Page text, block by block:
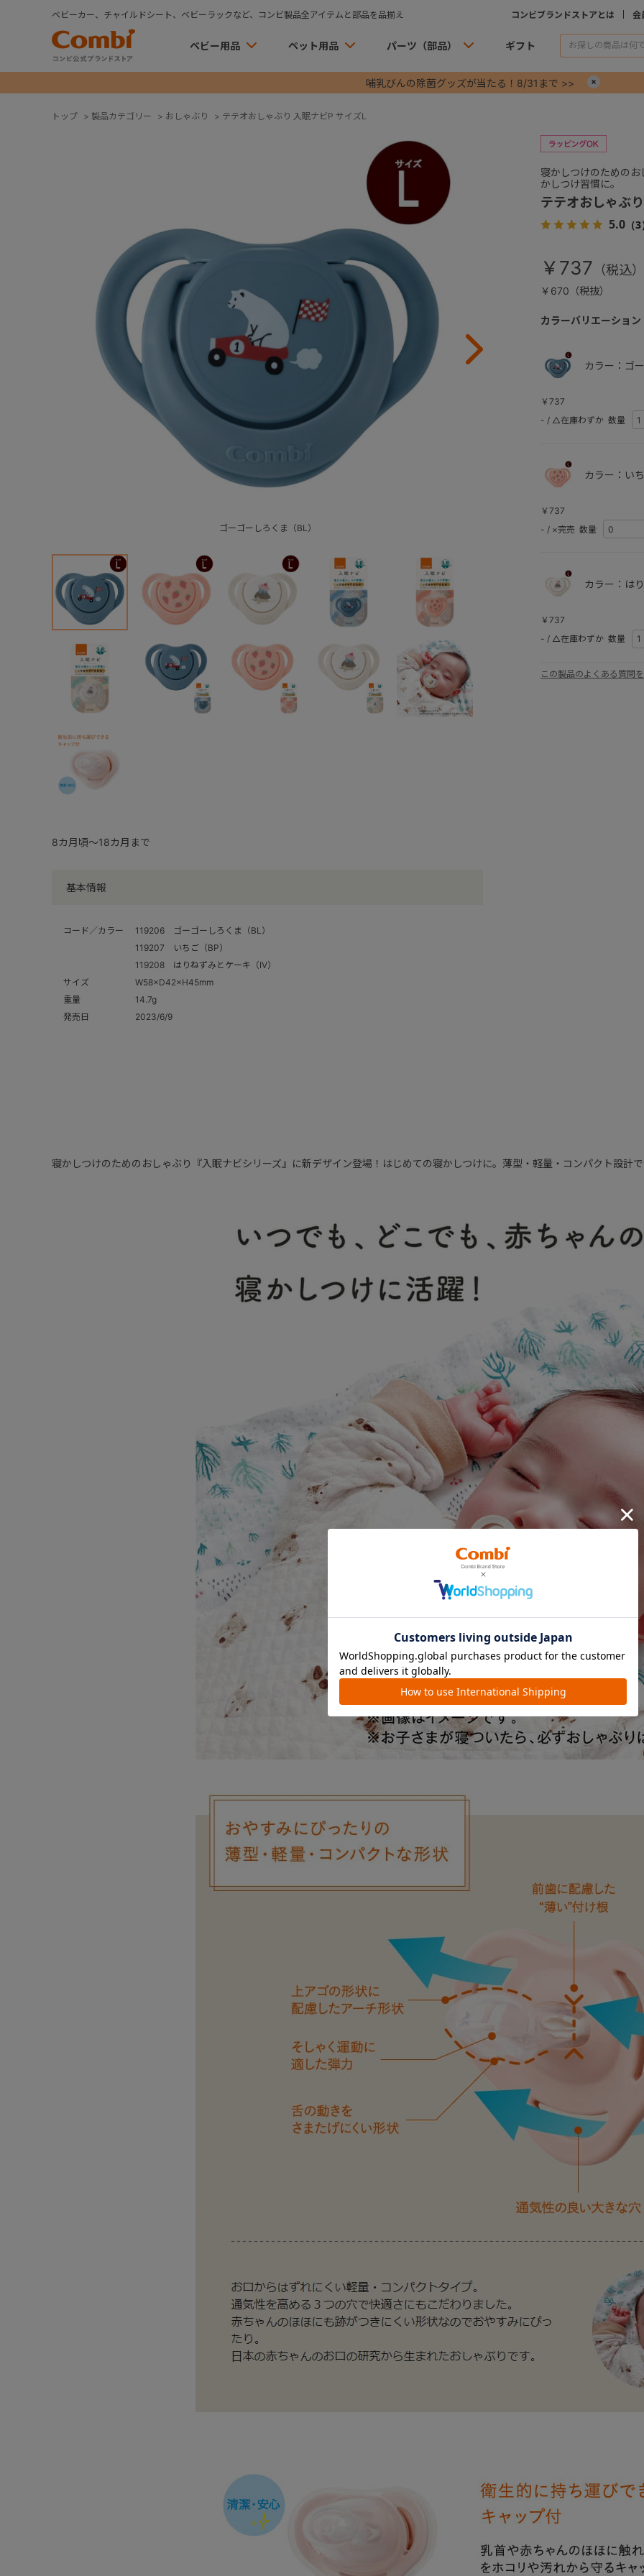
ベビーカー、チャイルドシート、ベビーラックなど、コンビ製品全アイテムと部品を品揃え コンビブランドストアとは 会
ベビー用品 ペット用品 パーツ（部品） ギフト
哺乳びんの除菌グッズが当たる！8/31まで >>
トップ > 製品カテゴリー > おしゃぶり > テテオおしゃぶり 入眠ナビP サイズL
ゴーゴーしろくま（BL）
基本情報
コード／カラー
119206 ゴーゴーしろくま（BL）
119207 いちご（BP）
119208 はりねずみとケーキ（IV）
サイズ
W58×D42×H45mm
重量
14.7g
発売日
2023/6/9
8カ月頃～18カ月まで
寝かしつけのための
かしつけ習慣に。
テテオおしゃぶ
5.0 （
￥737
￥670（税抜）
カラーバリエーション
カラー：ゴ
￥737
- / △在庫わずか 数量
カラー：い
￥737
- / ×完売 数量
カラー：は
￥737
- / △在庫わずか 数量
この製品のよくある質問
寝かしつけのためのおしゃぶり『入眠ナビシリーズ』に新デザイン登場！はじめての寝かしつけに。薄型・軽量・コンパクト設計